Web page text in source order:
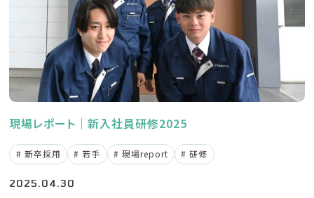
現場レポート｜新入社員研修2025
新卒採用 若手 現場report 研修
2025.04.30